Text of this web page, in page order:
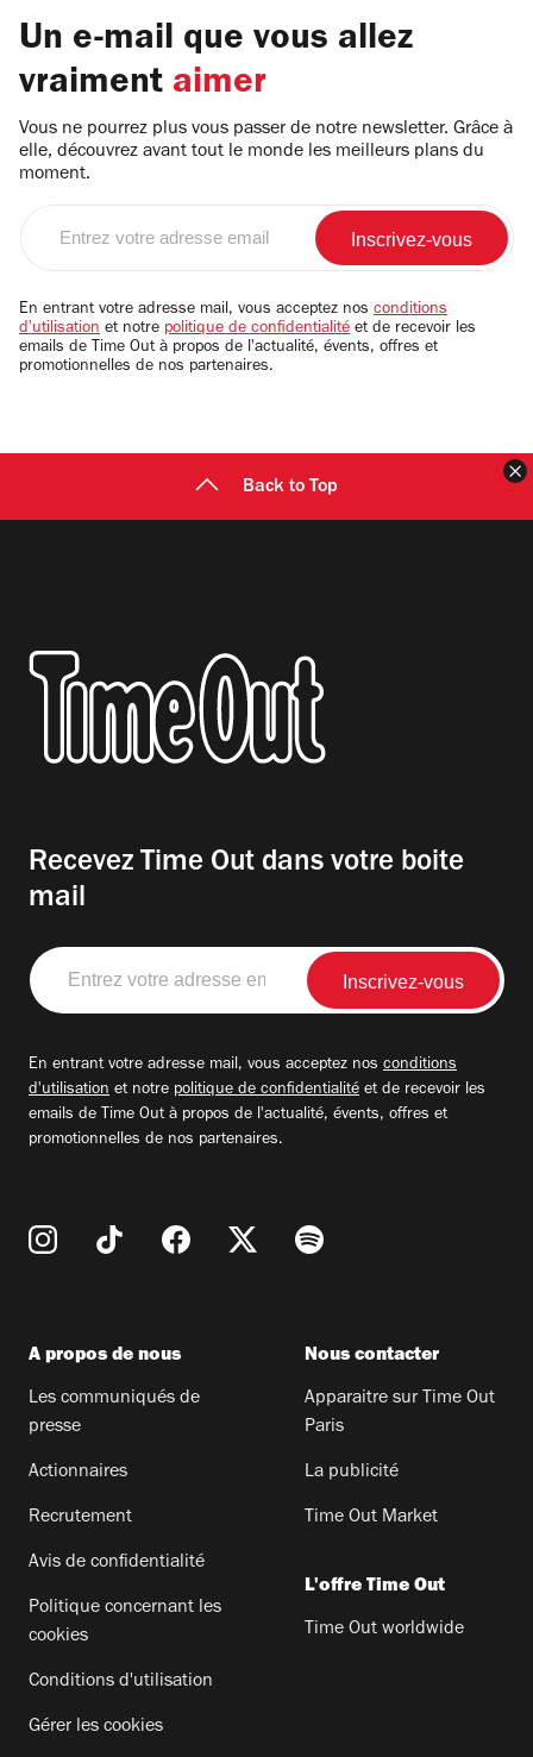
Un e-mail que vous allez
vraiment aimer
Vous ne pourrez plus vous passer de notre newsletter. Grâce à
elle, découvrez avant tout le monde les meilleurs plans du
moment.
email
En entrant votre adresse mail, vous acceptez nos conditions
d'utilisation et notre politique de confidentialité et de recevoir les
emails de Time Out à propos de l'actualité, évents, offres et
promotionnelles de nos partenaires.
Back to Top
Recevez Time Out dans votre boite
mail
Entrez
votre
adresse
En entrant votre adresse mail, vous acceptez nos conditions
d'utilisation et notre politique de confidentialité et de recevoir les
emails de Time Out à propos de l'actualité, évents, offres et
promotionnelles de nos partenaires.
A propos de nous
Les communiqués de
presse
Actionnaires
Recrutement
Avis de confidentialité
Politique concernant les
cookies
Conditions d'utilisation
Gérer les cookies
Nous contacter
Apparaitre sur Time Out
Paris
La publicité
Time Out Market
L'offre Time Out
Time Out worldwide